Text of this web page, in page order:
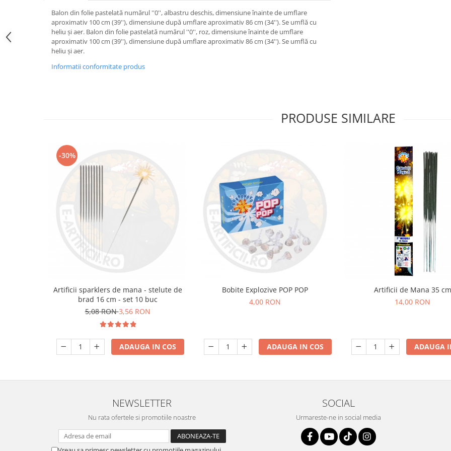
Balon din folie pastelată numărul ''0'', albastru deschis, dimensiune înainte de umflare
aproximativ 100 cm (39''), dimensiune după umflare aproximativ 86 cm (34''). Se umflă cu
heliu și aer. Balon din folie pastelată numărul ''0'', roz, dimensiune înainte de umflare
aproximativ 100 cm (39''), dimensiune după umflare aproximativ 86 cm (34''). Se umflă cu
heliu și aer.
Informatii conformitate produs
PRODUSE SIMILARE
-30%
Artificii sparklers de mana - stelute de
brad 16 cm - set 10 buc
5,08 RON3,56 RON
ADAUGA IN COS
Bobite Explozive POP POP
4,00 RON
ADAUGA IN COS
Artificii de Mana 35 cm
14,00 RON
ADAUGA
NEWSLETTER
Nu rata ofertele si promotiile noastre
SOCIAL
Urmareste-ne in social media